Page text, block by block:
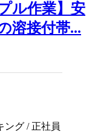
ル作業】安
溶接付帯...
ング / 正社員